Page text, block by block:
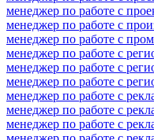
менеджер по работе с
менеджер по работе с
менеджер по работе с
менеджер по работе с
менеджер по работе с
менеджер по работе с
менеджер по работе с
менеджер по работе с
менеджер по работе с